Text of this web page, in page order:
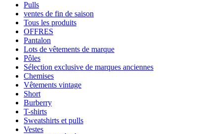
Pulls
ventes de fin de saison
Tous les produits
OFFRES
Pantalon
Lots de vêtements de marque
Pôles
Sélection exclusive de marques anciennes
Chemises
Vêtements vintage
Short
Burberry
T-shirts
Sweatshirts et pulls
Vestes